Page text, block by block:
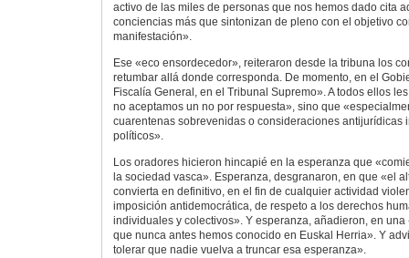
activo de las miles de personas que nos hemos dado cita
conciencias más que sintonizan de pleno con el objetivo
manifestación».
Ese «eco ensordecedor», reiteraron desde la tribuna los
retumbar allá donde corresponda. De momento, en el
Fiscalía General, en el Tribunal Supremo». A todos ellos
no aceptamos un no por respuesta», sino que
cuarentenas sobrevenidas o consideraciones antijurídicas
políticos».
Los oradores hicieron hincapié en la esperanza que
la sociedad vasca». Esperanza, desgranaron, en que «el
convierta en definitivo, en el fin de cualquier actividad
imposición antidemocrática, de respeto a los derechos
individuales y colectivos». Y esperanza, añadieron, en
que nunca antes hemos conocido en Euskal Herria». Y
tolerar que nadie vuelva a truncar esa esperanza».